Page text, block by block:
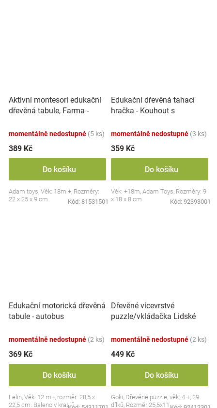
Aktivní montesori edukační
dřevěná tabule, Farma -
momentálně nedostupné (5 ks)
389 Kč
Do košíku
Adam toys, Věk: 18m +, Rozměry:
22 x 25 x 9 cm
Kód: 81531501
Edukační dřevěná tahací
hračka - Kouhout s
momentálně nedostupné (3 ks)
359 Kč
Do košíku
Věk: +18m, Adam Toys, Rozměry: 9
x 18 x 8 cm
Kód: 92393001
Edukační motorická dřevěná
tabule - autobus
momentálně nedostupné (2 ks)
369 Kč
Do košíku
Lelin, Věk: 12 m+, rozměr: 28,5 x
22,5 cm. Baleno v krabičce.
Dřevěné vícevrstvé
puzzle/vkládačka Lidské
momentálně nedostupné (2 ks)
449 Kč
Do košíku
Goki, Dřevěné puzzle, věk: 4 +, 29
dílků, Rozměr 25,5x11 cm